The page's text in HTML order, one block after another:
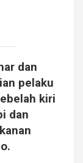
dan
pelaku
kiri
dan